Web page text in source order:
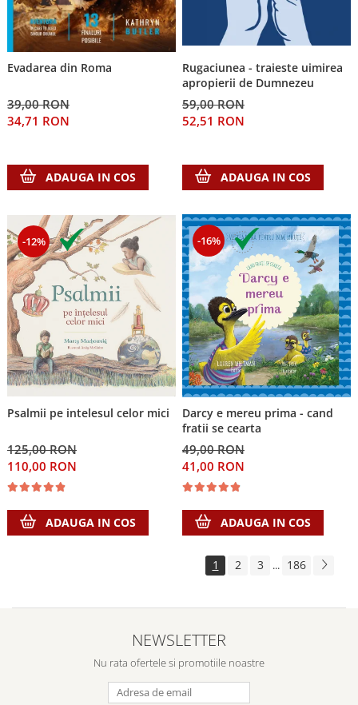
Evadarea din Roma
39,00 RON
34,71 RON
ADAUGA IN COS
Rugaciunea - traieste uimirea
apropierii de Dumnezeu
59,00 RON
52,51 RON
ADAUGA IN COS
-12%
Psalmii pe intelesul celor mici
125,00 RON
110,00 RON
ADAUGA IN COS
-16%
Darcy e mereu prima - cand
fratii se cearta
49,00 RON
41,00 RON
ADAUGA IN COS
1 2 3 ... 186
NEWSLETTER
Nu rata ofertele si promotiile noastre